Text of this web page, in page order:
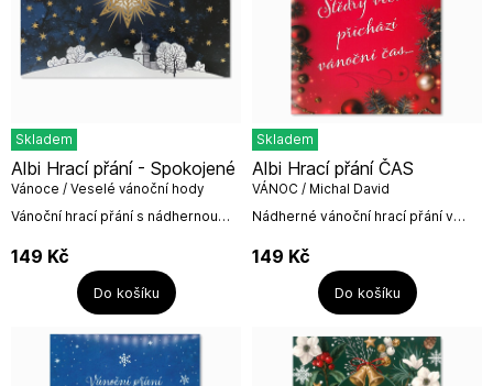
Skladem
Vánoční hrací přání s nádhernou
hrajícím uvnitř hracího přání:Veselé
vánoční hody Veselé...
Albi Hrací přání - Spokojené
Vánoce / Veselé vánoční hody
149 Kč
Do košíku
Skladem
Nádherné vánoční hrací přání v
Michala Davida - Čas Vánoc.Text na
titulní straně: K...
Albi Hrací přání ČAS
VÁNOC / Michal David
149 Kč
Do košíku